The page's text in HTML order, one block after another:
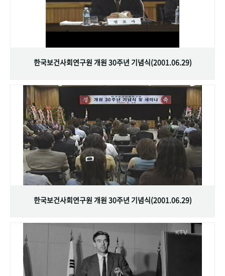
한국보건사회연구원 개원 30주년 기념식(2001.06.29)
한국보건사회연구원 개원 30주년 기념식(2001.06.29)